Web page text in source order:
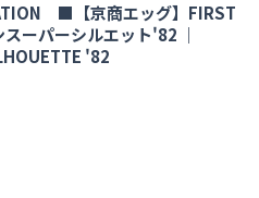
■【京商エッグ】FIRST
ーパーシルエット'82 ｜
'82